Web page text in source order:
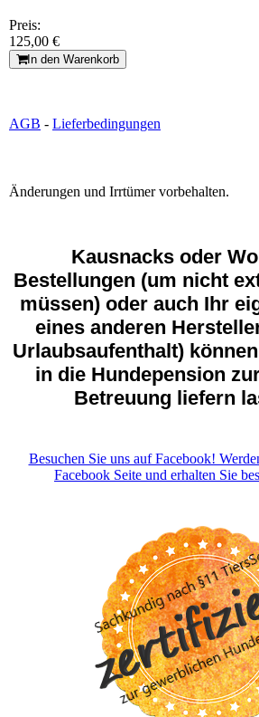
Preis:
125,00 €
In den Warenkorb
AGB - Lieferbedingungen
Änderungen und Irrtümer vorbehalten.
Kausnacks oder
Bestellungen (um nicht
müssen) oder auch Ihr
eines anderen
Urlaubsaufenthalt)
in die Hundepension
Betreuung liefern
Besuchen Sie uns auf Facebook!
Facebook Seite und erhalten Sie